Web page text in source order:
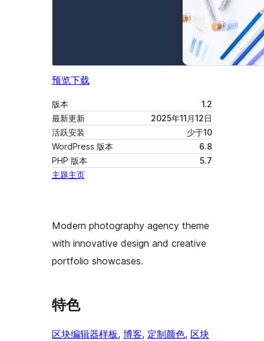
预览下载
版本
1.2
最新更新
2025年11月12日
活跃安装
少于10
WordPress 版本
6.8
PHP 版本
5.7
主题主页
Modern photography agency theme
with innovative design and creative
portfolio showcases.
特色
区块编辑器样板, 博客, 定制颜色, 区块